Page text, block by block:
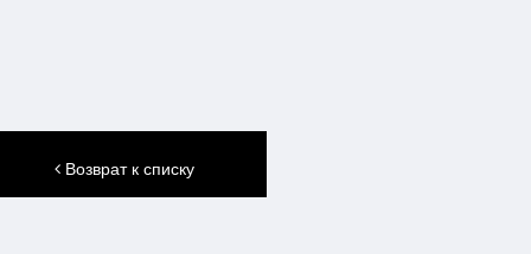
Возврат к списку